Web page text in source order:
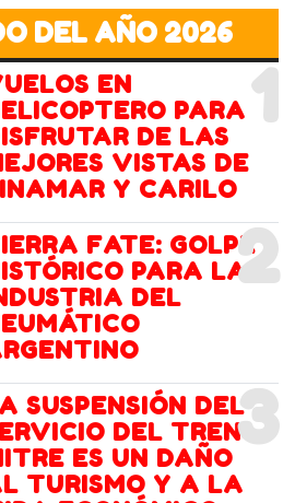
DEL AÑO 2026
1
EN
PARA
DE LAS
VISTAS DE
Y CARILO
2
FATE: GOLPE
PARA LA
DEL
3
SUSPENSIÓN DEL
DEL TREN
ES UN DAÑO
TURISMO Y A LA